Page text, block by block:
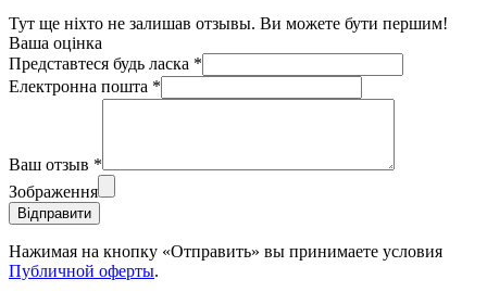
Тут ще ніхто не залишав отзывы. Ви можете бути першим!
Ваша оцінка
Представтеся будь ласка *
Електронна пошта *
Ваш отзыв *
Зображення
Відправити
Нажимая на кнопку «Отправить» вы принимаете условия
Публичной оферты.